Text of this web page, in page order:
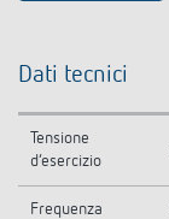
Dati tecnici
Tensione
d’esercizio
Frequenza